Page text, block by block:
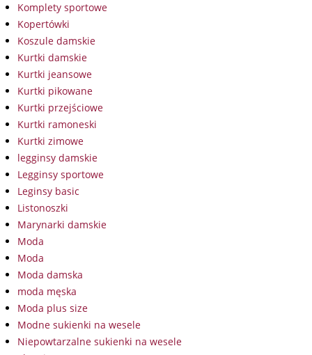
Komplety sportowe
Kopertówki
Koszule damskie
Kurtki damskie
Kurtki jeansowe
Kurtki pikowane
Kurtki przejściowe
Kurtki ramoneski
Kurtki zimowe
legginsy damskie
Legginsy sportowe
Leginsy basic
Listonoszki
Marynarki damskie
Moda
Moda
Moda damska
moda męska
Moda plus size
Modne sukienki na wesele
Niepowtarzalne sukienki na wesele